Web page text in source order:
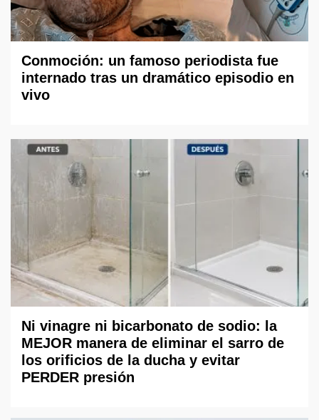
Conmoción: un famoso periodista fue
internado tras un dramático episodio en
vivo
Ni vinagre ni bicarbonato de sodio: la
MEJOR manera de eliminar el sarro de
los orificios de la ducha y evitar
PERDER presión